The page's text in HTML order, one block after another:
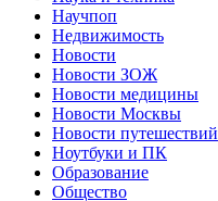
Научпоп
Недвижимость
Новости
Новости ЗОЖ
Новости медицины
Новости Москвы
Новости путешествий
Ноутбуки и ПК
Образование
Общество